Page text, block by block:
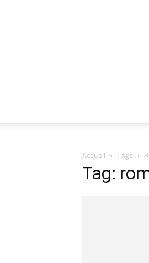
Accueil Tags
Tag: